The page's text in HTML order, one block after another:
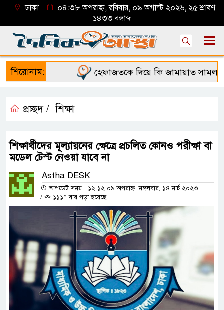
ঢাকা
০৪:৩৮ অপরাহ্ন, রবিবার, ০৯ অগাস্ট ২০২৬, ২৫ শ্রাবণ
১৪৩৩ বঙ্গাব্দ
শিরোনাম: হেফাজতকে দিয়ে কি জামায়াত সামলাতে
প্রচ্ছদ / শিক্ষা
শিক্ষার্থীদের মূল্যায়নের ক্ষেত্রে প্রচলিত কোনও পরীক্ষা বা
মডেল টেস্ট নেওয়া যাবে না
Astha DESK
আপডেট সময় : ১২:১২:০৯ অপরাহ্ন, মঙ্গলবার, ১৪ মার্চ ২০২৩
/
১১১৭ বার পড়া হয়েছে